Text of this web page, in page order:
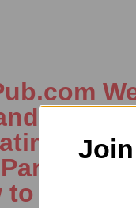
draw,